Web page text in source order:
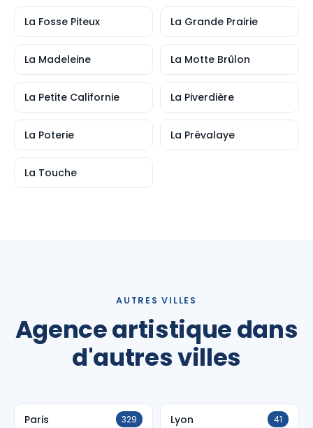
La Fosse Piteux La Grande Prairie
La Madeleine La Motte Brûlon
La Petite Californie La Piverdière
La Poterie La Prévalaye
La Touche
AUTRES VILLES
Agence artistique dans
d'autres villes
Paris 329 Lyon 41